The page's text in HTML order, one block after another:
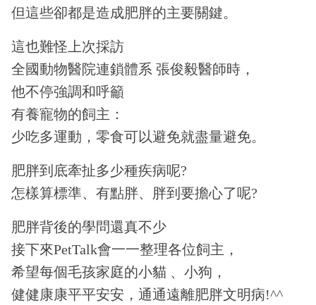
但這些卻都是造成肥胖的主要關鍵。
這也難怪上次採訪
全國動物醫院連鎖體系 張俊毅醫師時，
他不停強調和呼籲
有養寵物的飼主：
少吃多運動，零食可以避免就盡量避免。
肥胖到底牽扯多少種疾病呢?
怎樣算標準、有點胖、胖到要擔心了呢?
肥胖背後的學問還真不少
接下來PetTalk會一一整理各位飼主，
希望每個毛孩家庭的小貓 、小狗，
健健康康平平安安，通通遠離肥胖文明病!^^